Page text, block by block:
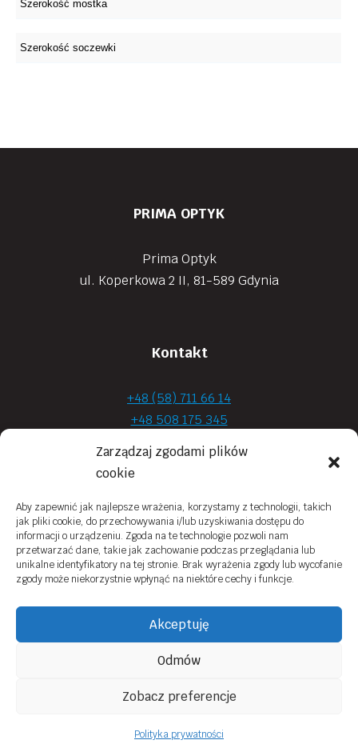
Zarządzaj zgodami plików
cookie
Aby zapewnić jak najlepsze wrażenia, korzystamy z technologii, takich
jak pliki cookie, do przechowywania i/lub uzyskiwania dostępu do
informacji o urządzeniu. Zgoda na te technologie pozwoli nam
przetwarzać dane, takie jak zachowanie podczas przeglądania lub
unikalne identyfikatory na tej stronie. Brak wyrażenia zgody lub wycofanie
zgody może niekorzystnie wpłynąć na niektóre cechy i funkcje.
Akceptuję
Odmów
Zobacz preferencje
Polityka prywatności
PRIMA OPTYK
Prima Optyk
ul. Koperkowa 2 II, 81-589 Gdynia
Kontakt
+48 (58) 711 66 14
+48 508 175 345
+48 720 870 590
prima.optyk@gmail.com
Moje konto
Obowiązek Informacyjny
Polityka prywatności
Regulamin sklepu online
© 2026 Prima Optyk Wykonanie